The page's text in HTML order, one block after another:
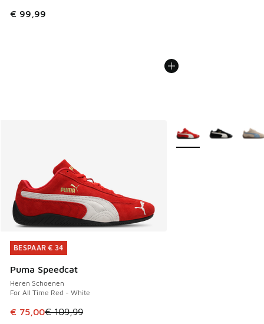
€ 99,99
BESPAAR € 34
Puma Speedcat
Heren Schoenen
For All Time Red - White
Dit artikel is in de uitverkoop. Dit artikel is in de
€ 75,00€ 109,99
BESPAAR € 34
Meer kleuren